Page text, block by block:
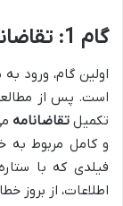
گام 1: تقاضانامه (ورود اطلاعات)
اولین گام، ورود
است. پس از مطالعه
تکمیلتقاضانامه
و کامل مربوط به
فیلدی که با
اطلاعات، از بروز